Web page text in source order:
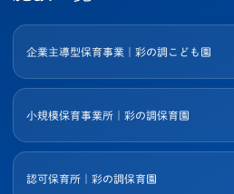
企業主導型保育事業｜彩の調こども園
小規模保育事業所｜彩の調保育園
認可保育所｜彩の調保育園